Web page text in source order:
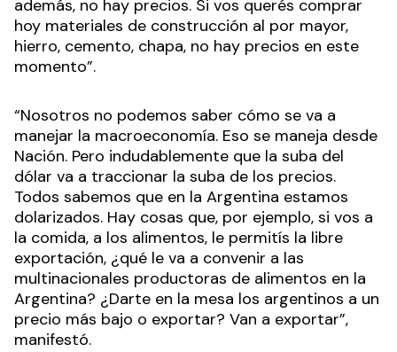
además, no hay precios. Si vos querés comprar
hoy materiales de construcción al por mayor,
hierro, cemento, chapa, no hay precios en este
momento”.
“Nosotros no podemos saber cómo se va a
manejar la macroeconomía. Eso se maneja desde
Nación. Pero indudablemente que la suba del
dólar va a traccionar la suba de los precios.
Todos sabemos que en la Argentina estamos
dolarizados. Hay cosas que, por ejemplo, si vos a
la comida, a los alimentos, le permitís la libre
exportación, ¿qué le va a convenir a las
multinacionales productoras de alimentos en la
Argentina? ¿Darte en la mesa los argentinos a un
precio más bajo o exportar? Van a exportar”,
manifestó.